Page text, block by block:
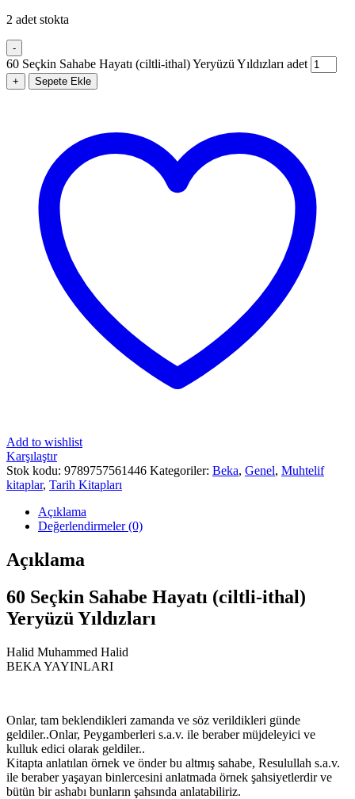
2 adet stokta
-
60 Seçkin Sahabe Hayatı (ciltli-ithal) Yeryüzü Yıldızları adet
+ Sepete Ekle
Add to wishlist
Karşılaştır
Stok kodu: 9789757561446 Kategoriler: Beka, Genel, Muhtelif
kitaplar, Tarih Kitapları
Açıklama
Değerlendirmeler (0)
Açıklama
60 Seçkin Sahabe Hayatı (ciltli-ithal)
Yeryüzü Yıldızları
Halid Muhammed Halid
BEKA YAYINLARI
Onlar, tam beklendikleri zamanda ve söz verildikleri günde
geldiler..Onlar, Peygamberleri s.a.v. ile beraber müjdeleyici ve
kulluk edici olarak geldiler..
Kitapta anlatılan örnek ve önder bu altmış sahabe, Resulullah s.a.v.
ile beraber yaşayan binlercesini anlatmada örnek şahsiyetlerdir ve
bütün bir ashabı bunların şahsında anlatabiliriz.